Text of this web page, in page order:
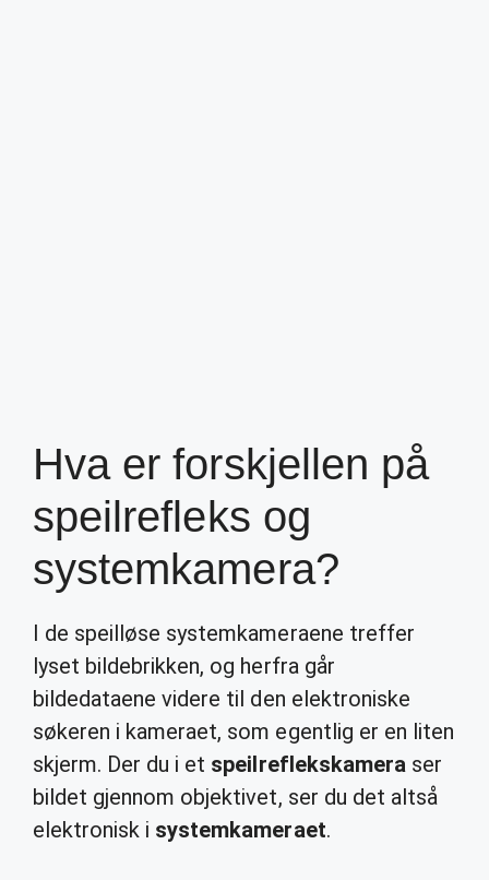
Hva er forskjellen på
speilrefleks og
systemkamera?
I de speilløse systemkameraene treffer
lyset bildebrikken, og herfra går
bildedataene videre til den elektroniske
søkeren i kameraet, som egentlig er en liten
skjerm. Der du i et speilreflekskameraser
bildet gjennom objektivet, ser du det altså
elektronisk i systemkameraet.